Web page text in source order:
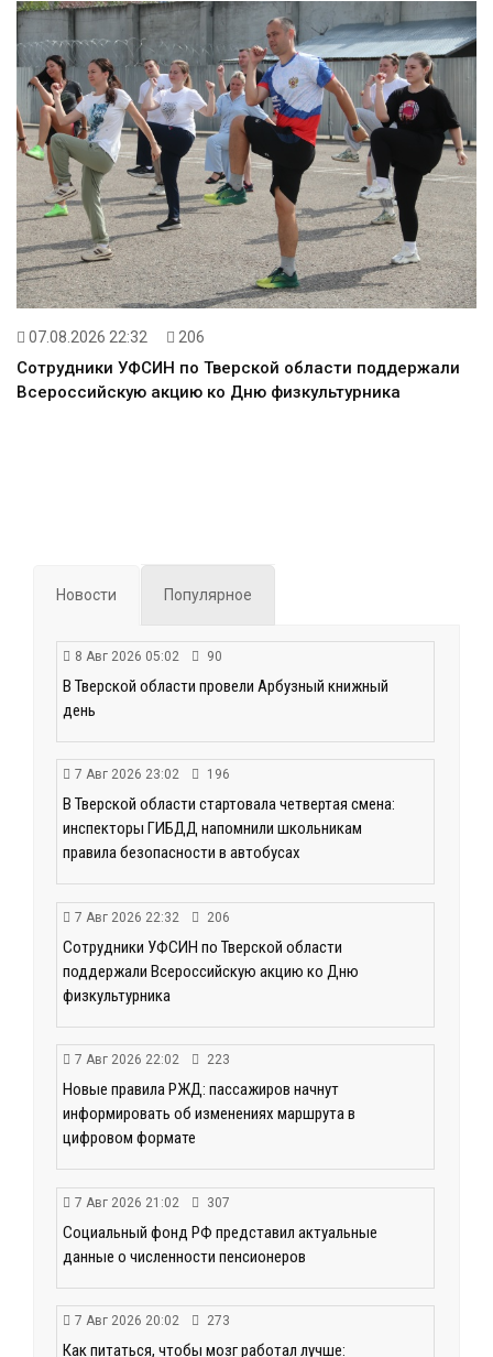
07.08.2026 22:32 206
Сотрудники УФСИН по Тверской области поддержали
Всероссийскую акцию ко Дню физкультурника
Новости Популярное
8 Авг 2026 05:02 90
В Тверской области провели Арбузный книжный
день
7 Авг 2026 23:02 196
В Тверской области стартовала четвертая смена:
инспекторы ГИБДД напомнили школьникам
правила безопасности в автобусах
7 Авг 2026 22:32 206
Сотрудники УФСИН по Тверской области
поддержали Всероссийскую акцию ко Дню
физкультурника
7 Авг 2026 22:02 223
Новые правила РЖД: пассажиров начнут
информировать об изменениях маршрута в
цифровом формате
7 Авг 2026 21:02 307
Социальный фонд РФ представил актуальные
данные о численности пенсионеров
7 Авг 2026 20:02 273
Как питаться, чтобы мозг работал лучше: